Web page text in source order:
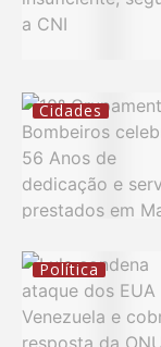
Cidades
Política